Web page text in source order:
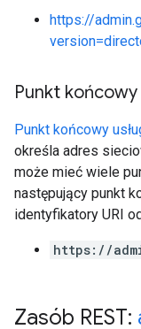
https://
Punkt końcowy
Punkt końcowy
określa adres
może mieć wiele
następujący punkt
identyfikatory URI
https://
Zasób REST: